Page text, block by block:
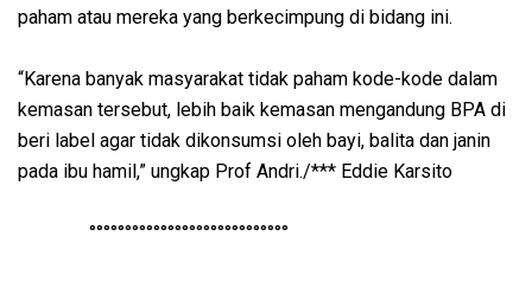
paham atau mereka yang berkecimpung di bidang ini.
“Karena banyak masyarakat tidak paham kode-kode dalam
kemasan tersebut, lebih baik kemasan mengandung BPA di
beri label agar tidak dikonsumsi oleh bayi, balita dan janin
pada ibu hamil,” ungkap Prof Andri./*** Eddie Karsito
°°°°°°°°°°°°°°°°°°°°°°°°°°°°